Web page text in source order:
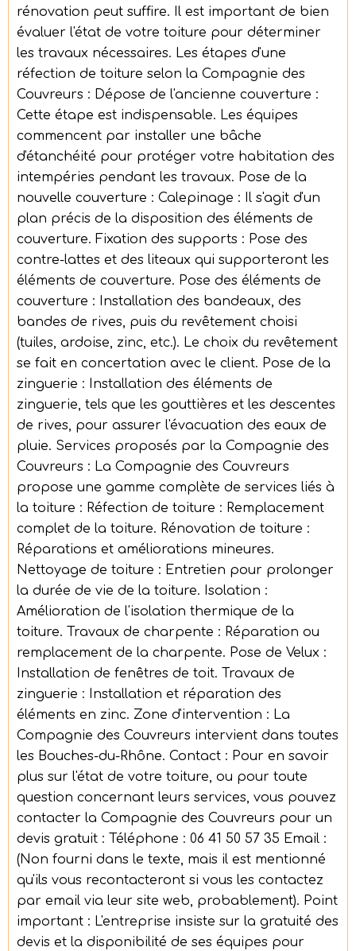
rénovation peut suffire. Il est important de bien
évaluer l'état de votre toiture pour déterminer
les travaux nécessaires. Les étapes d'une
réfection de toiture selon la Compagnie des
Couvreurs : Dépose de l'ancienne couverture :
Cette étape est indispensable. Les équipes
commencent par installer une bâche
d'étanchéité pour protéger votre habitation des
intempéries pendant les travaux. Pose de la
nouvelle couverture : Calepinage : Il s'agit d'un
plan précis de la disposition des éléments de
couverture. Fixation des supports : Pose des
contre-lattes et des liteaux qui supporteront les
éléments de couverture. Pose des éléments de
couverture : Installation des bandeaux, des
bandes de rives, puis du revêtement choisi
(tuiles, ardoise, zinc, etc.). Le choix du revêtement
se fait en concertation avec le client. Pose de la
zinguerie : Installation des éléments de
zinguerie, tels que les gouttières et les descentes
de rives, pour assurer l'évacuation des eaux de
pluie. Services proposés par la Compagnie des
Couvreurs : La Compagnie des Couvreurs
propose une gamme complète de services liés à
la toiture : Réfection de toiture : Remplacement
complet de la toiture. Rénovation de toiture :
Réparations et améliorations mineures.
Nettoyage de toiture : Entretien pour prolonger
la durée de vie de la toiture. Isolation :
Amélioration de l'isolation thermique de la
toiture. Travaux de charpente : Réparation ou
remplacement de la charpente. Pose de Velux :
Installation de fenêtres de toit. Travaux de
zinguerie : Installation et réparation des
éléments en zinc. Zone d'intervention : La
Compagnie des Couvreurs intervient dans toutes
les Bouches-du-Rhône. Contact : Pour en savoir
plus sur l'état de votre toiture, ou pour toute
question concernant leurs services, vous pouvez
contacter la Compagnie des Couvreurs pour un
devis gratuit : Téléphone : 06 41 50 57 35 Email :
(Non fourni dans le texte, mais il est mentionné
qu'ils vous recontacteront si vous les contactez
par email via leur site web, probablement). Point
important : L'entreprise insiste sur la gratuité des
devis et la disponibilité de ses équipes pour